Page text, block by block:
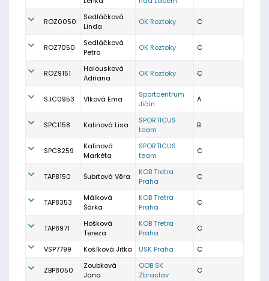
ROZ0050
Sedláčková
Linda
OK Roztoky C
ROZ7050
Sedláčková
Petra
OK Roztoky C
ROZ9151
Halousková
Adriana
OK Roztoky C
SJC0953 Vlková Ema
Sportcentrum
Jičín
A
SPC1158 Kalinová Lisa
SPORTICUS
team
B
SPC8259
Kalinová
Markéta
SPORTICUS
team
C
TAP8150 Šubrtová Věra
KOB Tretra
Praha
C
TAP8353
Málková
Šárka
KOB Tretra
Praha
C
TAP8971
Hošková
Tereza
KOB Tretra
Praha
C
VSP7799 Košíková Jitka USK Praha C
ZBP8050
Zoubková
Jana
OOB SK
Zbraslav
C